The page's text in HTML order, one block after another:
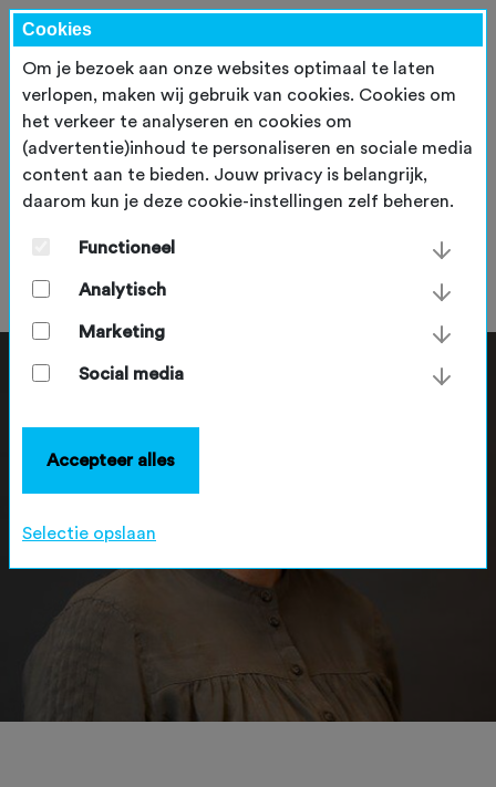
Ellen Stoffels
dinsdag 27 juni 2023
Cookies
Om je bezoek aan onze websites optimaal te laten
verlopen, maken wij gebruik van cookies. Cookies om
het verkeer te analyseren en cookies om
(advertentie)inhoud te personaliseren en sociale media
content aan te bieden. Jouw privacy is belangrijk,
daarom kun je deze cookie-instellingen zelf beheren.
Functioneel
Analytisch
Marketing
Social media
Accepteer alles
Selectie opslaan